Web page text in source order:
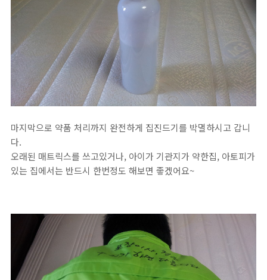
마지막으로 약품 처리까지 완전하게 집진드기를 박멸하시고 갑니
다.
오래된 매트릭스를 쓰고있거나, 아이가 기관지가 약한집, 아토피가
있는 집에서는 반드시 한번정도 해보면 좋겠어요~